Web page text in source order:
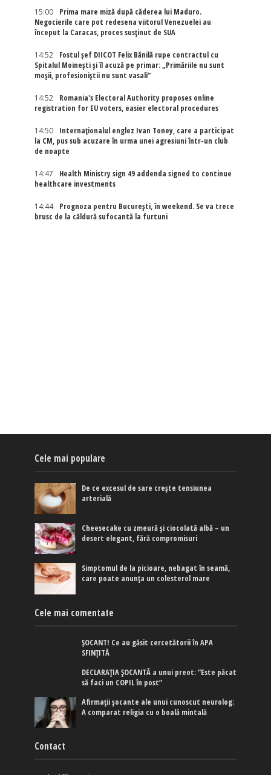
15:00
Prima mare miză după căderea lui Maduro.
Negocierile care pot redesena viitorul Venezuelei au
început la Caracas, proces susținut de SUA
14:52
Fostul șef DIICOT Felix Bănilă rupe contractul cu
Spitalul Moinești și îl acuză pe primar: „Primăriile nu sunt
moșii, profesioniștii nu sunt vasali”
14:52
Romania's Electoral Authority proposes online
registration for EU voters, easier electoral procedures
14:50
Internaţionalul englez Ivan Toney, care a participat
la CM, pus sub acuzare în urma unei agresiuni într-un club
de noapte
14:47
Health Ministry sign 49 addenda signed to continue
healthcare investments
14:44
Prognoza pentru București, în weekend. Se va trece
brusc de la căldură sufocantă la furtuni
Cele mai populare
De ce excesul de sare crește tensiunea
arterială
Cheesecake cu zmeură și ciocolată albă – un
desert elegant, fără compromisuri
Simptomul de la picioare, nebagat în seamă,
care poate anunța un colesterol mare
Cele mai comentate
ȘOCANT! Ce au găsit cercetătorii în APA
SFINȚITĂ
DECLARAȚIA ȘOCANTĂ a unui preot: ”Este păcat
să faci un COPIL în post”
Afirmaţii şocante ale unui cunoscut neurolog:
A comparat religia cu o boală mintală
Contact